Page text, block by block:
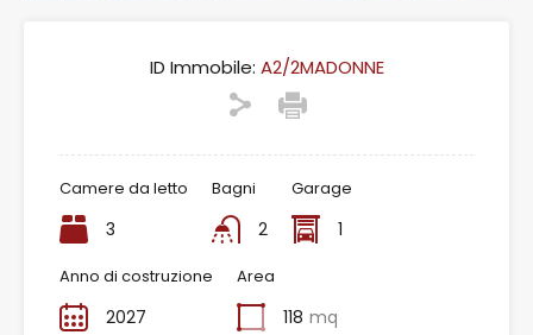
ID Immobile: A2/2MADONNE
Camere da letto
3
Bagni
2
Garage
1
Anno di costruzione
2027
Area
118 mq